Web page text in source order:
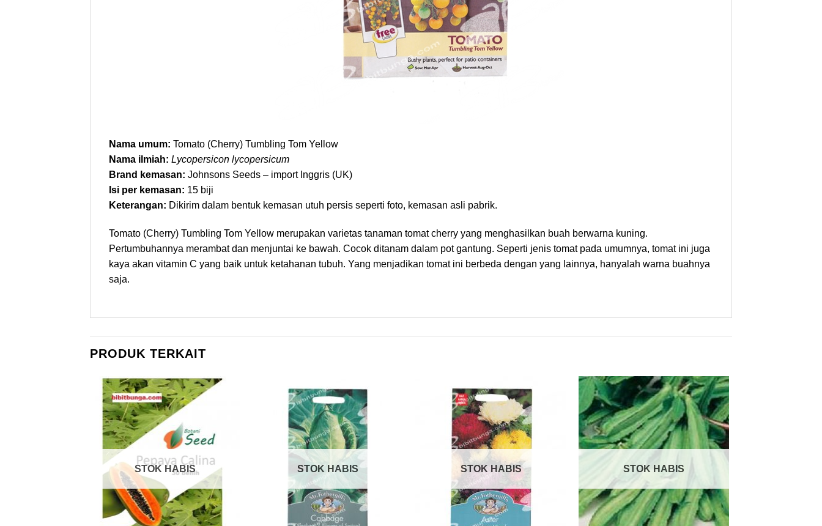
Nama umum: Tomato (Cherry) Tumbling Tom Yellow
Nama ilmiah: Lycopersicon lycopersicum
Brand kemasan: Johnsons Seeds – import Inggris (UK)
Isi per kemasan: 15 biji
Keterangan: Dikirim dalam bentuk kemasan utuh persis seperti foto, kemasan asli pabrik.
Tomato (Cherry) Tumbling Tom Yellow merupakan varietas tanaman tomat cherry yang menghasilkan buah berwarna kuning.
Pertumbuhannya merambat dan menjuntai ke bawah. Cocok ditanam dalam pot gantung. Seperti jenis tomat pada umumnya, tomat ini juga
kaya akan vitamin C yang baik untuk ketahanan tubuh. Yang menjadikan tomat ini berbeda dengan yang lainnya, hanyalah warna buahnya
saja.
PRODUK TERKAIT
STOK HABIS STOK HABIS STOK HABIS STOK HABIS